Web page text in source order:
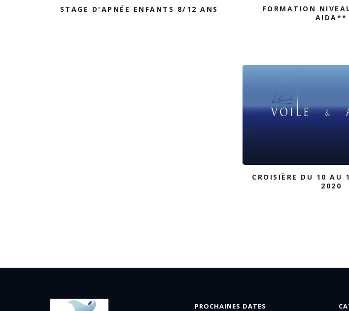
FORMATION
AIDA**
STAGE D'APNÉE ENFANTS 8/12 ANS
CROISIÈRE DU 10 AU
2020
PROCHAINES DATES